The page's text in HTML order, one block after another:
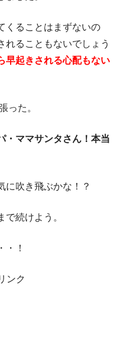
くることはまずないの
れることもないでしょう
早起きされる心配もない
った。
・ママサンタさん！本当
に吹き飛ぶかな！？
続けよう。
・！
ンク